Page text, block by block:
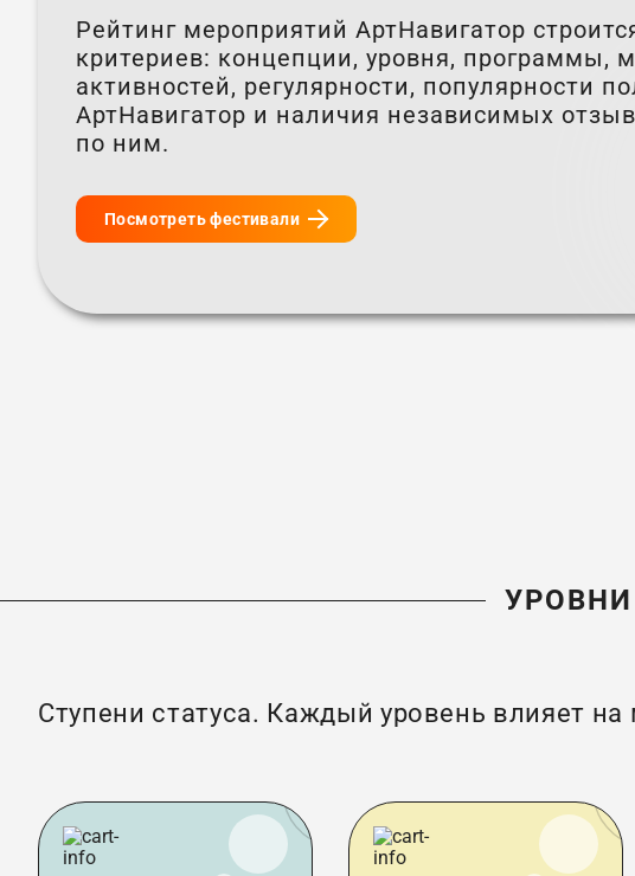
Рейтинг мероприятий АртНавигатор
критериев: концепции, уровня, программы,
активностей, регулярности, популярности
АртНавигатор и наличия независимых
по ним.
Посмотреть фестивали
Ступени статуса. Каждый уровень влияет